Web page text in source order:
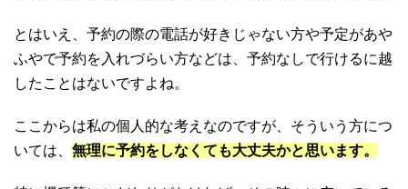
とはいえ、予約の際の電話が好きじゃない方や予定があや
ふやで予約を入れづらい方などは、予約なしで行けるに越
したことはないですよね。
ここからは私の個人的な考えなのですが、そういう方につ
いては、 無理に予約をしなくても大丈夫かと思います。